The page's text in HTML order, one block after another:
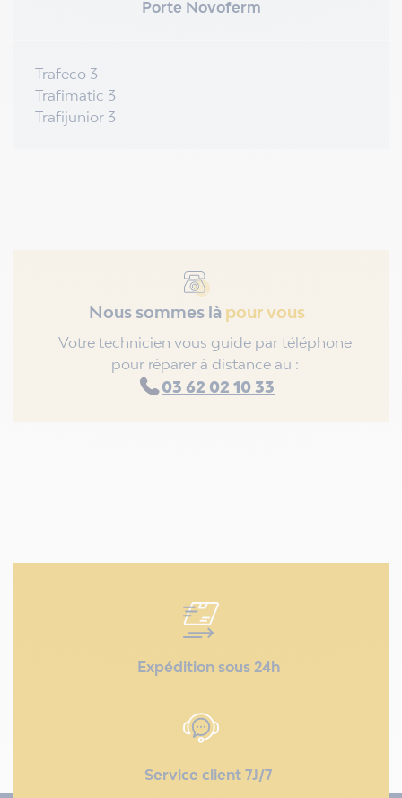
Porte Novoferm
Trafeco 3
Trafimatic 3
Trafijunior 3
Nous sommes là pour vous
Votre technicien vous guide par téléphone
pour réparer à distance au :
03 62 02 10 33
Expédition sous 24h
Service client 7J/7